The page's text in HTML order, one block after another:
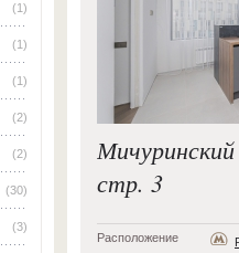
(1)
(1)
(1)
(2)
(2)
(30)
(3)
стр. 3
Расположение